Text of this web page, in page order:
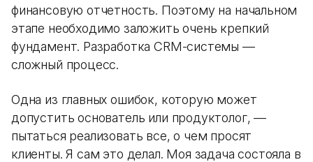
финансовую отчетность. Поэтому на начальном
этапе необходимо заложить очень крепкий
фундамент. Разработка CRM-системы —
сложный процесс.
Одна из главных ошибок, которую может
допустить основатель или продуктолог, —
пытаться реализовать все, о чем просят
клиенты. Я сам это делал. Моя задача состояла в